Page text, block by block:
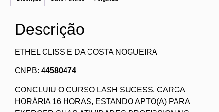
Descrição
ETHEL CLISSIE DA COSTA NOGUEIRA
CNPB: 44580474
CONCLUIU O CURSO LASH SUCESS, CARGA
HORÁRIA 16 HORAS, ESTANDO APTO(A) PARA